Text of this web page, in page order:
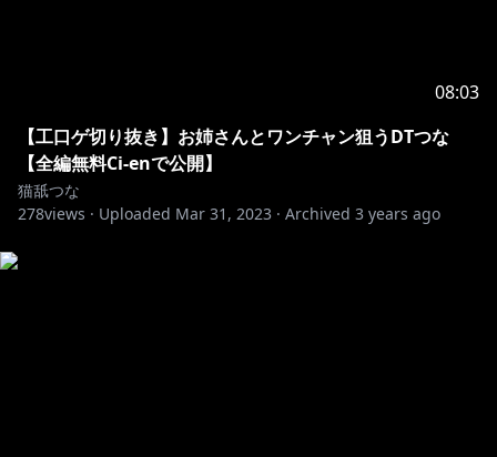
08:03
【工口ゲ切り抜き】お姉さんとワンチャン狙うDTつな
【全編無料Ci-enで公開】
猫舐つな
278views · Uploaded Mar 31, 2023 · Archived 3 years ago